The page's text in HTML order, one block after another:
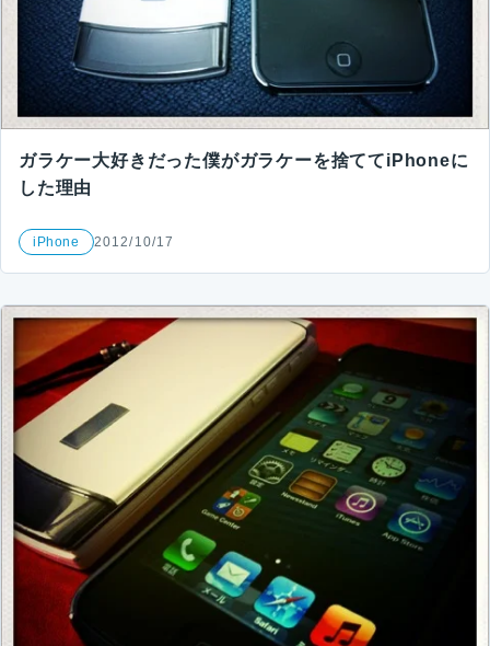
ガラケー大好きだった僕がガラケーを捨ててiPhoneに
した理由
iPhone 2012/10/17